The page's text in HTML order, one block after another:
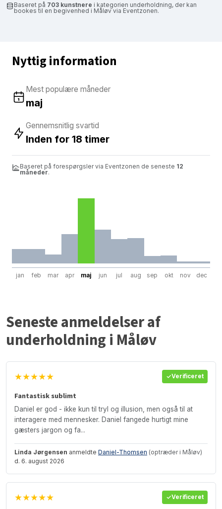
Baseret på 703 kunstnere i kategorien underholdning, der kan
bookes til en begivenhed i Måløv via Eventzonen.
Nyttig information
Mest populære måneder
maj
Gennemsnitlig svartid
Inden for 18 timer
Baseret på forespørgsler via Eventzonen de seneste 12
måneder.
jan feb mar apr maj jun jul aug sep okt nov dec
Seneste anmeldelser af
underholdning i Måløv
★★★★★ Verificeret
Fantastisk sublimt
Daniel er god - ikke kun til tryl og illusion, men også til at
interagere med mennesker. Daniel fangede hurtigt mine
gæsters jargon og fa...
Linda Jørgensen anmeldte Daniel-Thomsen (optræder i Måløv)
d. 6. august 2026
★★★★★ Verificeret